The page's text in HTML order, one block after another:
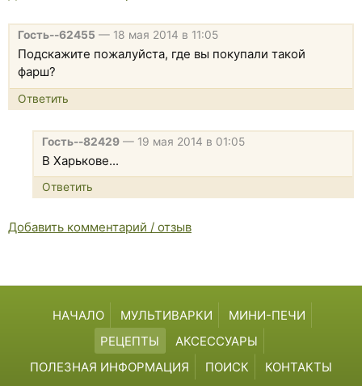
Гость--62455 — 18 мая 2014 в 11:05
Подскажите пожалуйста, где вы покупали такой
фарш?
Ответить
Гость--82429— 19 мая 2014 в 01:05
В Харькове...
Ответить
Добавить комментарий / отзыв
НАЧАЛО МУЛЬТИВАРКИ
МИНИ-ПЕЧИ
РЕЦЕПТЫ
АКСЕССУАРЫ
ПОЛЕЗНАЯ ИНФОРМАЦИЯ
ПОИСК КОНТАКТЫ